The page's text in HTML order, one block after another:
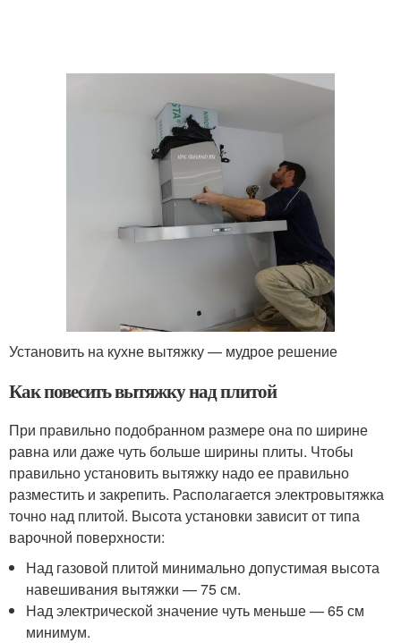
Установить на кухне вытяжку — мудрое решение
Как повесить вытяжку над плитой
При правильно подобранном размере она по ширине
равна или даже чуть больше ширины плиты. Чтобы
правильно установить вытяжку надо ее правильно
разместить и закрепить. Располагается электровытяжка
точно над плитой. Высота установки зависит от типа
варочной поверхности:
Над газовой плитой минимально допустимая высота
навешивания вытяжки — 75 см.
Над электрической значение чуть меньше — 65 см
минимум.